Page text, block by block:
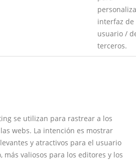
interfaz de
usuario /
terceros.
se utilizan para rastrear a los
webs. La intención es mostrar
y atractivos para el usuario
valiosos para los editores y los